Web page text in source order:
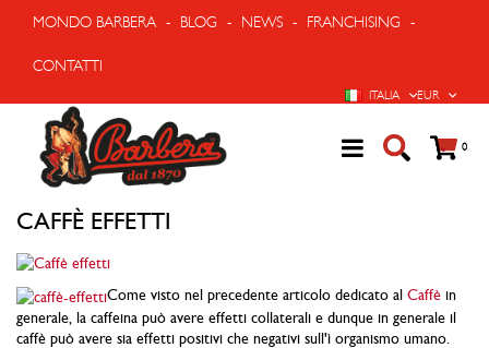
MONDO BARBERA - BLOG - NEWS - FRANCHISING -
CONTATTI
VALUTA
EUR
LINGUAITALIA
Cart
0
CAFFÈ EFFETTI
Come visto nel precedente articolo dedicato al Caffè in
generale, la caffeina può avere effetti collaterali e dunque in generale il
caffè può avere sia effetti positivi che negativi sull'ì organismo umano.